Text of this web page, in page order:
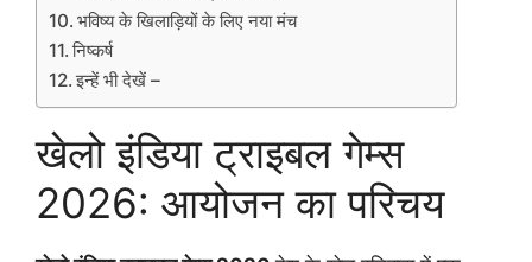
भविष्य के खिलाड़ियों के लिए नया मंच
निष्कर्ष
इन्हें भी देखें –
खेलो इंडिया ट्राइबल गेम्स
2026: आयोजन का परिचय